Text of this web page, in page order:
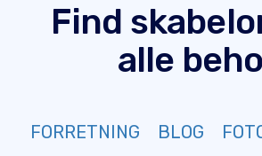
Find
alle
FORRETNING BLOG